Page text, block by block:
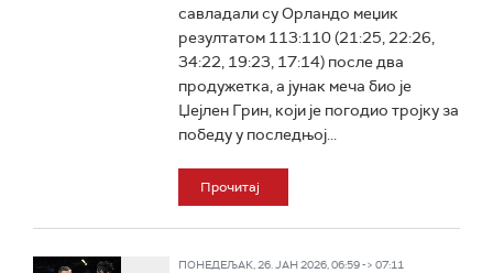
савладали су Орландо меџик
резултатом 113:110 (21:25, 22:26,
34:22, 19:23, 17:14) после два
продужетка, а јунак меча био је
Џејлен Грин, који је погодио тројку за
победу у последњој...
Прочитај
ПОНЕДЕЉАК, 26. ЈАН 2026, 06:59 -> 07:11